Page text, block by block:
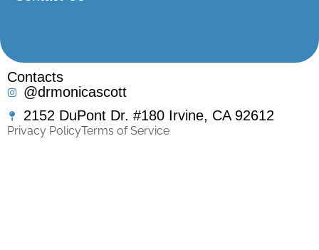
Contacts
@drmonicascott
2152 DuPont Dr. #180 Irvine, CA 92612
Privacy PolicyTerms of Service